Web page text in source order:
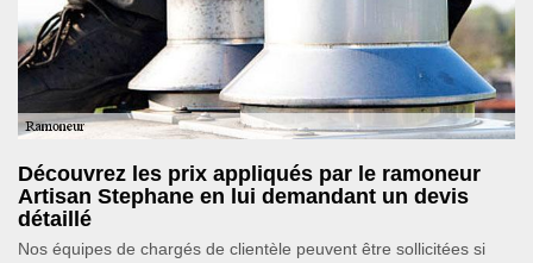
Découvrez les prix appliqués par le ramoneur
Artisan Stephane en lui demandant un devis
détaillé
Nos équipes de chargés de clientèle peuvent être sollicitées si